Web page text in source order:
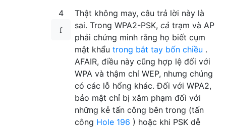
4
Thật không may, câu trả lời này là
sai. Trong WPA2-PSK, cả trạm và AP
phải chứng minh rằng họ biết cụm
mật khẩu trong bắt tay bốn chiều .
AFAIR, điều này cũng hợp lệ đối với
WPA và thậm chí WEP, nhưng chúng
có các lỗ hổng khác. Đối với WPA2,
bảo mật chỉ bị xâm phạm đối với
những kẻ tấn công bên trong (tấn
công Hole 196 ) hoặc khi PSK dễ